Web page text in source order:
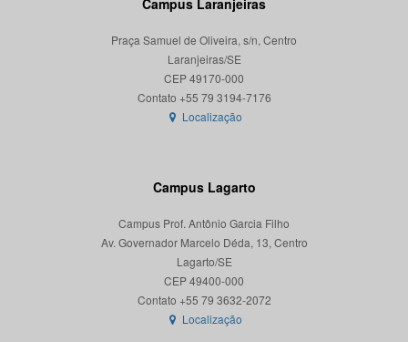
Campus Laranjeiras
Praça Samuel de Oliveira, s/n, Centro
Laranjeiras/SE
CEP 49170-000
Localização
Campus Lagarto
Campus Prof. Antônio Garcia Filho
Av. Governador Marcelo Déda, 13, Centro
Lagarto/SE
CEP 49400-000
Localização